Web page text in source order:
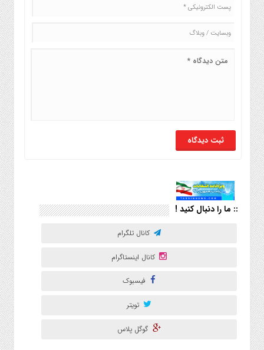
:: ما را دنبال کنید !
کانال تلگرام
کانال اینستاگرام
فیسبوک
تویتر
گوگل پلاس